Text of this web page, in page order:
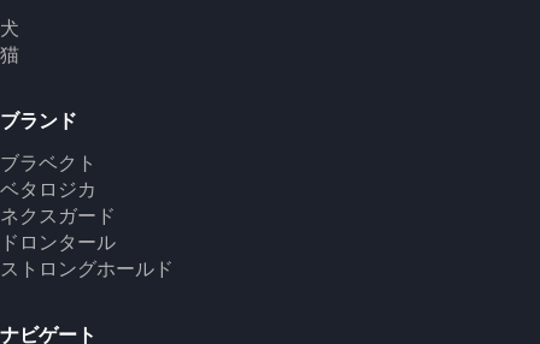
犬
猫
ブランド
ブラベクト
ベタロジカ
ネクスガード
ドロンタール
ストロングホールド
ナビゲート